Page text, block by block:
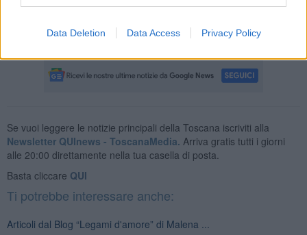
Data Deletion Data Access Privacy Policy
Sono sicura che ognuna di noi nella propria vita, ha avuto il suo
Malena ...
Se vuoi leggere le notizie principali della Toscana iscriviti alla
Newsletter QUInews - ToscanaMedia. Arriva gratis tutti i giorni
alle 20:00 direttamente nella tua casella di posta.
Basta cliccare QUI
Ti potrebbe interessare anche:
Articoli dal Blog “Legami d'amore” di Malena ...